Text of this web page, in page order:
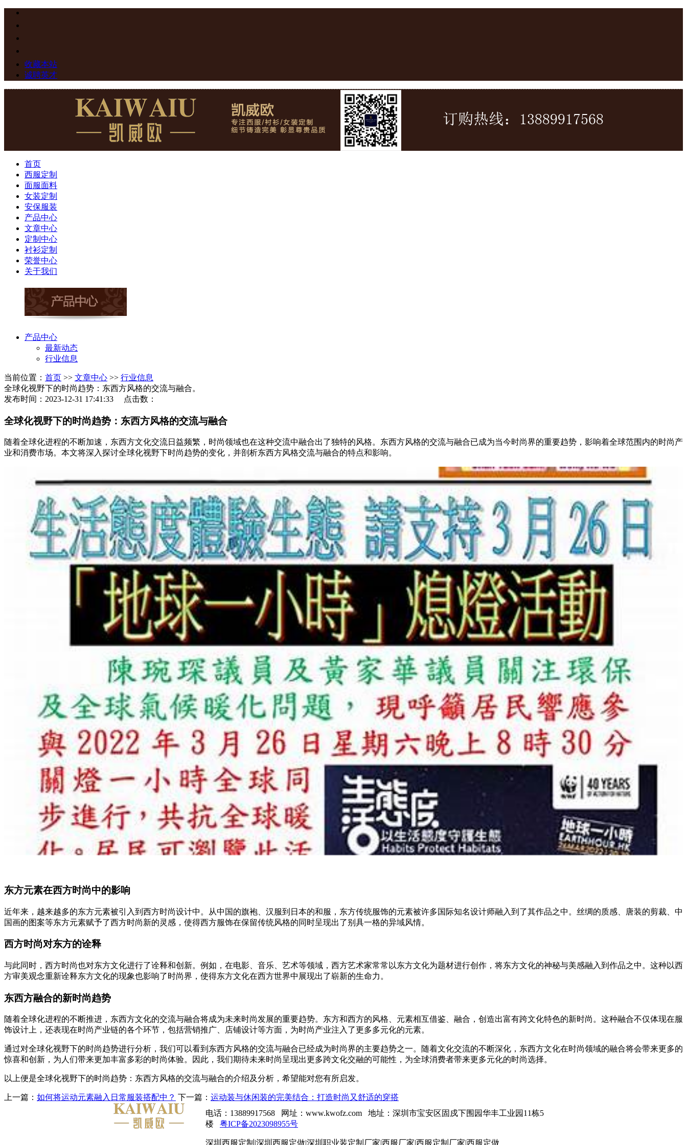
收藏本站
诚聘英才
首页
西服定制
面服面料
女装定制
安保服装
产品中心
文章中心
定制中心
衬衫定制
荣誉中心
关于我们
产品中心
最新动态
行业信息
当前位置： 首页 >> 文章中心 >> 行业信息
全球化视野下的时尚趋势：东西方风格的交流与融合。
发布时间：2023-12-31 17:41:33 点击数：
全球化视野下的时尚趋势：东西方风格的交流与融合
随着全球化进程的不断加速，东西方文化交流日益频繁，时尚领域也在这种交流中融合出了独特的风格。东西方风格的交流与融合已成为当今时尚界的重要趋势，影响着全球范围内的时尚产
业和消费市场。本文将深入探讨全球化视野下时尚趋势的变化，并剖析东西方风格交流与融合的特点和影响。
东方元素在西方时尚中的影响
近年来，越来越多的东方元素被引入到西方时尚设计中。从中国的旗袍、汉服到日本的和服，东方传统服饰的元素被许多国际知名设计师融入到了其作品之中。丝绸的质感、唐装的剪裁、中
国画的图案等东方元素赋予了西方时尚新的灵感，使得西方服饰在保留传统风格的同时呈现出了别具一格的异域风情。
西方时尚对东方的诠释
与此同时，西方时尚也对东方文化进行了诠释和创新。例如，在电影、音乐、艺术等领域，西方艺术家常常以东方文化为题材进行创作，将东方文化的神秘与美感融入到作品之中。这种以西
方审美观念重新诠释东方文化的现象也影响了时尚界，使得东方文化在西方世界中展现出了崭新的生命力。
东西方融合的新时尚趋势
随着全球化进程的不断推进，东西方文化的交流与融合将成为未来时尚发展的重要趋势。东方和西方的风格、元素相互借鉴、融合，创造出富有跨文化特色的新时尚。这种融合不仅体现在服
饰设计上，还表现在时尚产业链的各个环节，包括营销推广、店铺设计等方面，为时尚产业注入了更多多元化的元素。
通过对全球化视野下的时尚趋势进行分析，我们可以看到东西方风格的交流与融合已经成为时尚界的主要趋势之一。随着文化交流的不断深化，东西方文化在时尚领域的融合将会带来更多的
惊喜和创新，为人们带来更加丰富多彩的时尚体验。因此，我们期待未来时尚呈现出更多跨文化交融的可能性，为全球消费者带来更多元化的时尚选择。
以上便是全球化视野下的时尚趋势：东西方风格的交流与融合的介绍及分析，希望能对您有所启发。
上一篇： 如何将运动元素融入日常服装搭配中？ 下一篇： 运动装与休闲装的完美结合：打造时尚又舒适的穿搭
电话：13889917568 网址：www.kwofz.com 地址：深圳市宝安区固戍下围园华丰工业园11栋5
楼 粤ICP备2023098955号
深圳西服定制|深圳西服定做|深圳职业装定制厂家|西服厂家|西服定制厂家|西服定做